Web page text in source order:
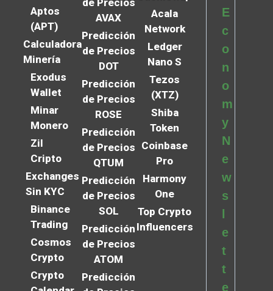
Aptos
(APT)
Calculadora
Minería
Exodus
Wallet
Minar
Monero
Zil
Cripto
Exchanges
Sin KYC
Binance
Trading
Cosmos
Crypto
Crypto
de Precios
AVAX
Predicción
de Precios
DOT
Predicción
de Precios
ROSE
Predicción
de Precios
QTUM
Predicción
de Precios
SOL
Predicción
de Precios
ATOM
Predicción
Acala
Network
Ledger
Nano S
Tezos
(XTZ)
Shiba
Token
Coinbase
Pro
Harmony
One
Top Crypto
Influencers
E
c
o
n
o
m
y
N
e
w
s
e
t
t
e